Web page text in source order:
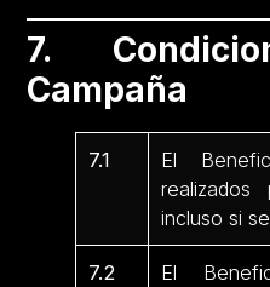
7.
Campaña
7.1
El
incluso si
7.2
El